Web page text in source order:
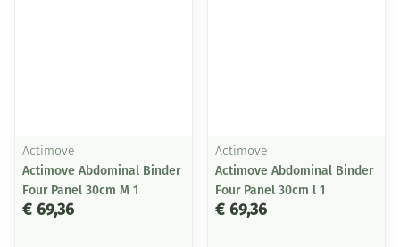
Actimove
Actimove Abdominal Binder
Four Panel 30cm M 1
€ 69,36
Actimove
Actimove Abdominal Binder
Four Panel 30cm l 1
€ 69,36